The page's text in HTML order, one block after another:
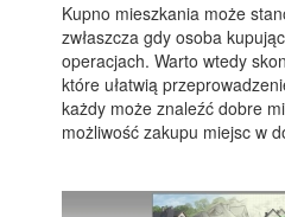
Kupno mieszkania może
zwłaszcza gdy osoba
operacjach. Warto wtedy
które ułatwią
każdy może znaleźć dobre
możliwość zakupu miejsc w